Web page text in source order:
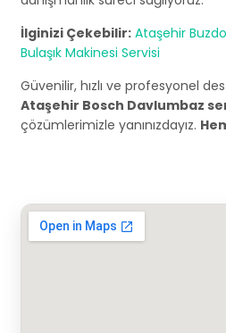
İlginizi Çekebilir: Ataşehir
Bulaşık Makinesi Servisi
Güvenilir, hızlı ve profesyonel
Ataşehir Bosch Davlumbaz
çözümlerimizle yanınızdayız.